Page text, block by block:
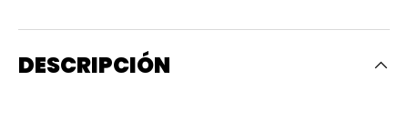
DESCRIPCIÓN